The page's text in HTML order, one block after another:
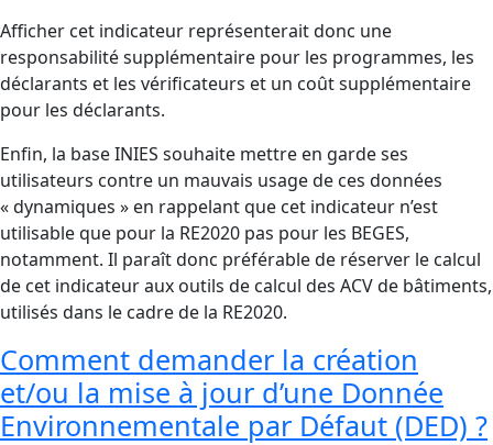
Afficher cet indicateur représenterait donc une
responsabilité supplémentaire pour les programmes, les
déclarants et les vérificateurs et un coût supplémentaire
pour les déclarants.
Enfin, la base INIES souhaite mettre en garde ses
utilisateurs contre un mauvais usage de ces données
« dynamiques » en rappelant que cet indicateur n’est
utilisable que pour la RE2020 pas pour les BEGES,
notamment. Il paraît donc préférable de réserver le calcul
de cet indicateur aux outils de calcul des ACV de bâtiments,
utilisés dans le cadre de la RE2020.
Comment demander la création
et/ou la mise à jour d’une Donnée
Environnementale par Défaut (DED) ?